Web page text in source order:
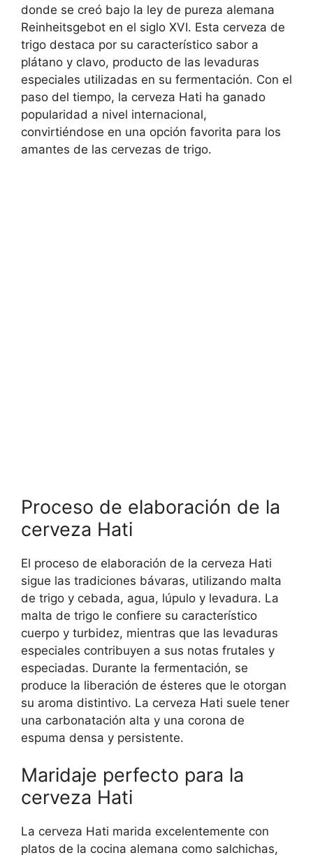
donde se creó bajo la ley de pureza alemana
Reinheitsgebot en el siglo XVI. Esta cerveza de
trigo destaca por su característico sabor a
plátano y clavo, producto de las levaduras
especiales utilizadas en su fermentación. Con el
paso del tiempo, la cerveza Hati ha ganado
popularidad a nivel internacional,
convirtiéndose en una opción favorita para los
amantes de las cervezas de trigo.
Proceso de elaboración de la
cerveza Hati
El proceso de elaboración de la cerveza Hati
sigue las tradiciones bávaras, utilizando malta
de trigo y cebada, agua, lúpulo y levadura. La
malta de trigo le confiere su característico
cuerpo y turbidez, mientras que las levaduras
especiales contribuyen a sus notas frutales y
especiadas. Durante la fermentación, se
produce la liberación de ésteres que le otorgan
su aroma distintivo. La cerveza Hati suele tener
una carbonatación alta y una corona de
espuma densa y persistente.
Maridaje perfecto para la
cerveza Hati
La cerveza Hati marida excelentemente con
platos de la cocina alemana como salchichas,